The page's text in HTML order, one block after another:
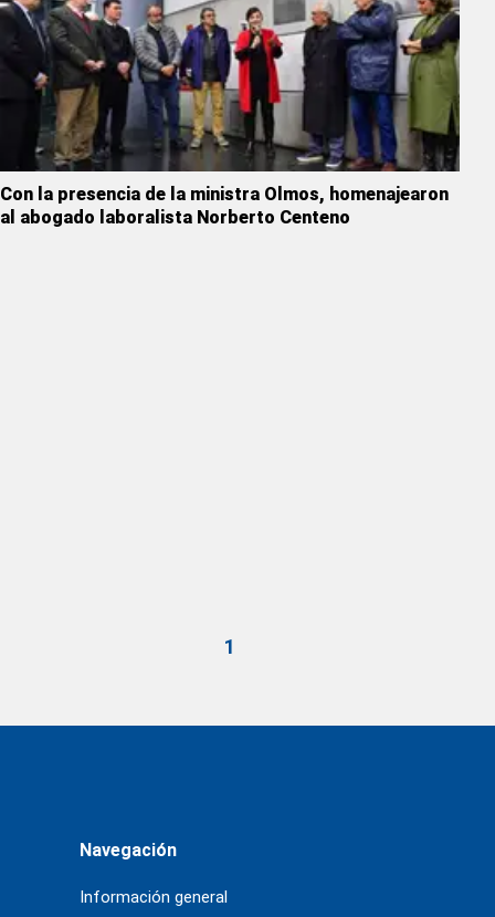
Con la presencia de la ministra Olmos, homenajearon
al abogado laboralista Norberto Centeno
1
Navegación
Información general